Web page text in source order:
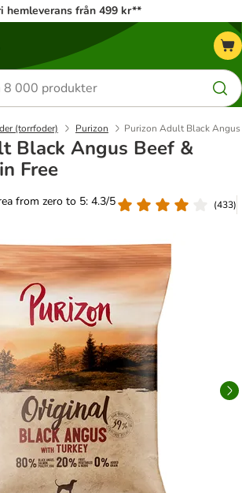
hemleverans från 499 kr**
(torrfoder) Purizon Purizon Adult Black Angus
Black Angus Beef &
Free
from zero to 5: 4.3/5
(433)